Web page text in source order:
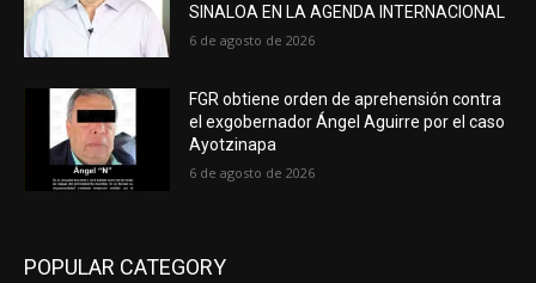
SINALOA EN LA AGENDA INTERNACIONAL
6 de agosto de 2026
FGR obtiene orden de aprehensión contra
el exgobernador Ángel Aguirre por el caso
Ayotzinapa
6 de agosto de 2026
POPULAR CATEGORY